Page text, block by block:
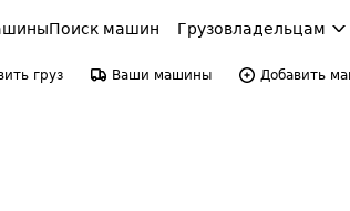
Поиск машин Грузовладельцам
груз Ваши машины Добавить